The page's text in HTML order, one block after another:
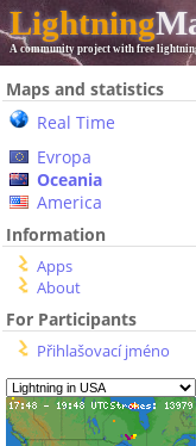
Lightning
A community project with free
Maps and statistics
Real Time
Evropa
Oceania
America
Information
Apps
About
For Participants
Přihlašovací jméno